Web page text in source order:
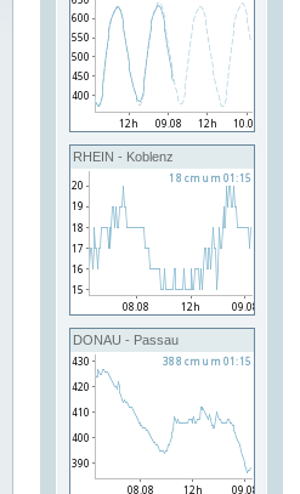
RHEIN - Koblenz
DONAU - Passau